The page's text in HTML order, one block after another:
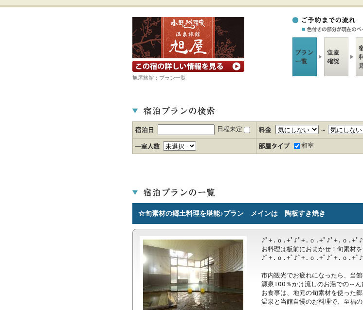
宿の詳細ホームページを見る
旭屋旅館：プラン一覧
日程未定 ～
和室
☆旬素材の郷土料理を堪能♪プラン メインは 陶板すき焼き
♪ﾟ+.ｏ.+ﾟ♪ﾟ+.ｏ.+ﾟ♪ﾟ+.ｏ.+
お料理は板前におまかせ！旬素材
♪ﾟ+.ｏ.+ﾟ♪ﾟ+.ｏ.+ﾟ♪ﾟ+.ｏ.+
市内観光でお疲れになったら、当
源泉100％かけ流しのお湯での～
お食事は、地元の旬素材を使った
温泉と当館自慢のお料理で、至福